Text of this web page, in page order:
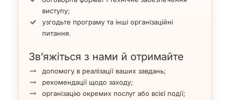
виступу;
узгодьте програму та інші організаційні
питання.
Зв’яжіться з нами й отримайте
допомогу в реалізації ваших завдань;
рекомендації щодо заходу;
організацію окремих послуг або всієї події;